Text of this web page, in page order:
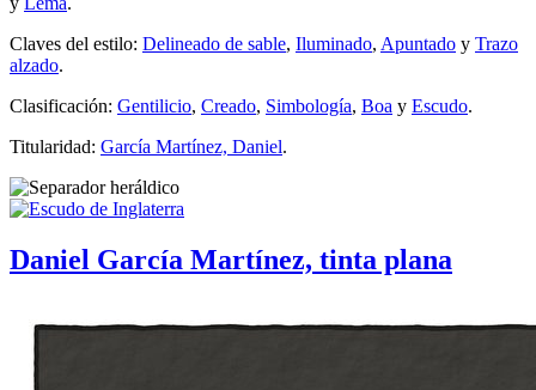
Claves del estilo: Delineado de sable, Iluminado, Apuntado y Trazo
alzado.
Clasificación: Gentilicio, Creado, Simbología, Boa y Escudo.
Titularidad: García Martínez, Daniel.
Daniel García Martínez, tinta plana